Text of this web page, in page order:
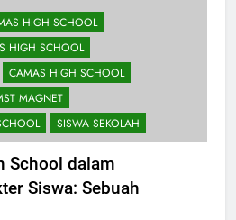
HIGH SCHOOL
HIGH SCHOOL
CAMAS HIGH SCHOOL
MAGNET
SISWA SEKOLAH
School dalam
Siswa: Sebuah